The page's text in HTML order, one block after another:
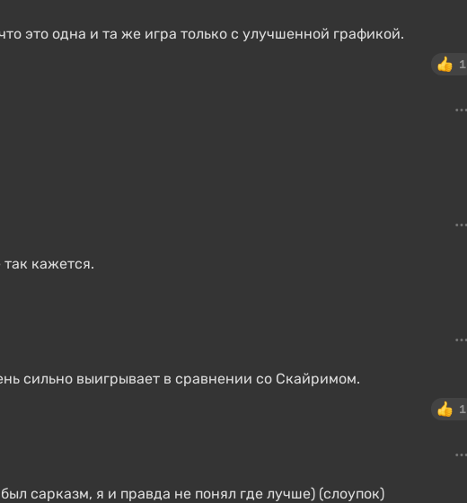
это одна и та же игра только с улучшенной графикой.
1
кажется.
сильно выигрывает в сравнении со Скайримом.
1
сарказм, я и правда не понял где лучше) (слоупок)